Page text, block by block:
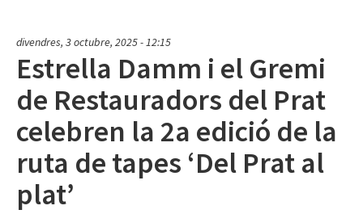
divendres, 3 octubre, 2025 - 12:15
Estrella Damm i el Gremi
de Restauradors del Prat
celebren la 2a edició de la
ruta de tapes ‘Del Prat al
plat’